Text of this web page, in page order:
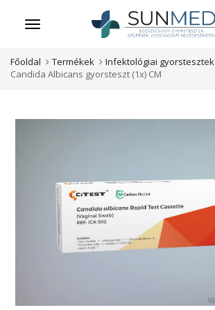
Menü
Főoldal Termékek
Infektológiai gyorstesztek
Candida Albicans gyorsteszt (1x) CM